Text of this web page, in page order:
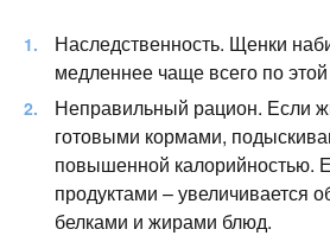
Наследственность. Щенки
медленнее чаще всего по
Неправильный рацион. Если
готовыми кормами,
повышенной калорийностью.
продуктами – увеличивается
белками и жирами блюд.